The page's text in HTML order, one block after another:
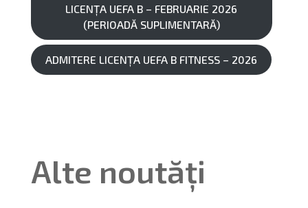
LICENȚA UEFA B – FEBRUARIE 2026
(PERIOADĂ SUPLIMENTARĂ)
ADMITERE LICENȚA UEFA B FITNESS – 2026
Alte noutăți